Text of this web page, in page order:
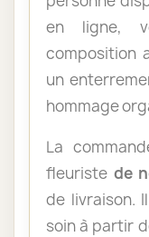
en ligne,
composition
un
hommage
La
fleuriste de
de livraison.
soin à partir